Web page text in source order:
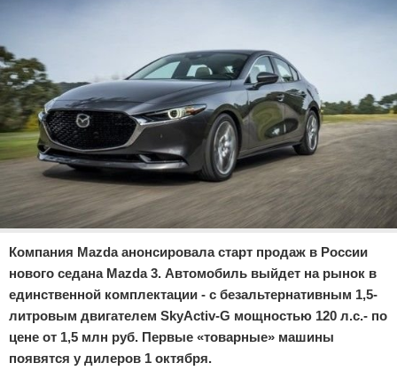
Разное
Компания Mazda анонсировала старт продаж в России
нового седана Mazda 3. Автомобиль выйдет на рынок в
единственной комплектации - с безальтернативным 1,5-
литровым двигателем SkyActiv-G мощностью 120 л.с.- по
цене от 1,5 млн руб. Первые «товарные» машины
появятся у дилеров 1 октября.